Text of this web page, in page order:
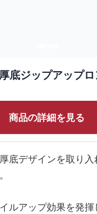
底ジップアップ
商品の詳細を見る
底デザインを取り
ルアップ効果を発